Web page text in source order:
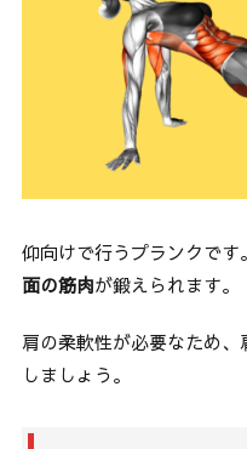
仰向けで行うプランクで
面の筋肉が鍛えられます。
肩の柔軟性が必要なため
しましょう。